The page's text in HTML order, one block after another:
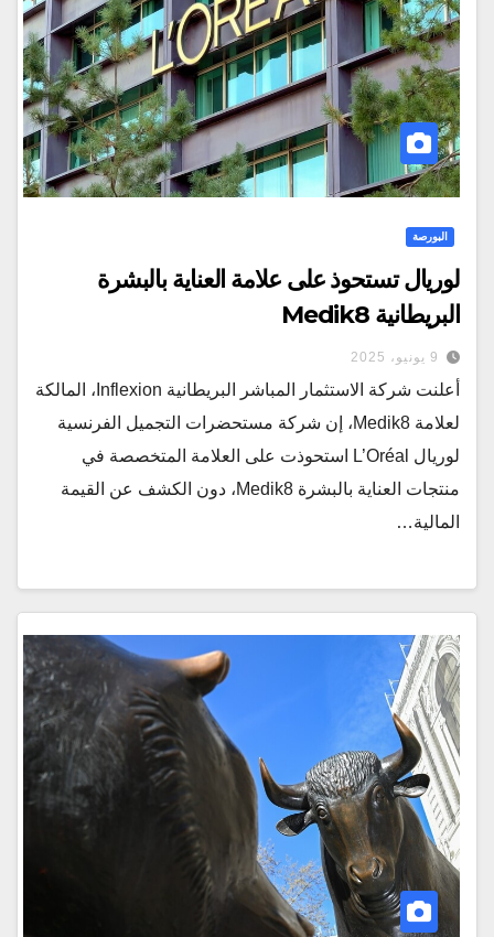
البورصة
لوريال تستحوذ على علامة العناية بالبشرة
البريطانية Medik8
9 يونيو، 2025
أعلنت شركة الاستثمار المباشر البريطانية Inflexion، المالكة
لعلامة Medik8، إن شركة مستحضرات التجميل الفرنسية
لوريال L’Oréal استحوذت على العلامة المتخصصة في
منتجات العناية بالبشرة Medik8، دون الكشف عن القيمة
المالية…